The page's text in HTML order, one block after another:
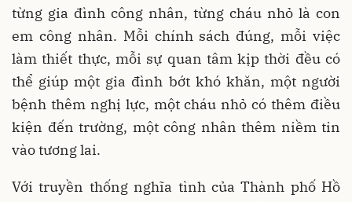
từng gia đình công nhân, từng cháu nhỏ là con
em công nhân. Mỗi chính sách đúng, mỗi việc
làm thiết thực, mỗi sự quan tâm kịp thời đều có
thể giúp một gia đình bớt khó khăn, một người
bệnh thêm nghị lực, một cháu nhỏ có thêm điều
kiện đến trường, một công nhân thêm niềm tin
vào tương lai.
Với truyền thống nghĩa tình của Thành phố Hồ